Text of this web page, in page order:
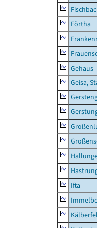
Förtha
Gehaus
Geisa,
Ifta